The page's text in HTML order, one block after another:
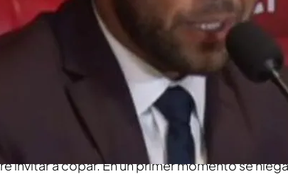
al testimonio de la supuesta víctima de
ya le conto a las autoridades. Que llegó a las
estaba en la pista de baile con dos amigas,
a la zona VIP del local. Una vez allí arriba es
se acerca presuntamente y les dice que hay un
invitar a copar. En un primer momento se